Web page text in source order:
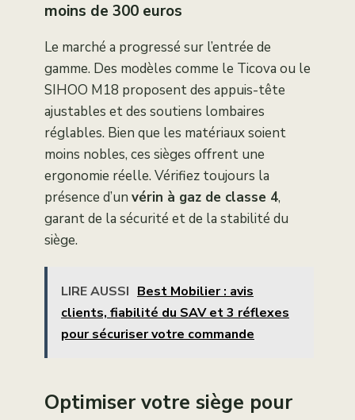
moins de 300 euros
Le marché a progressé sur l’entrée de
gamme. Des modèles comme le Ticova ou le
SIHOO M18 proposent des appuis-tête
ajustables et des soutiens lombaires
réglables. Bien que les matériaux soient
moins nobles, ces sièges offrent une
ergonomie réelle. Vérifiez toujours la
présence d’un vérin à gaz de classe 4,
garant de la sécurité et de la stabilité du
siège.
LIRE AUSSI Best Mobilier : avis
clients, fiabilité du SAV et 3 réflexes
pour sécuriser votre commande
Optimiser votre siège pour